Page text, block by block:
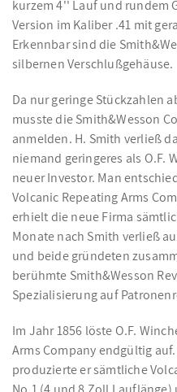
kurzem 4'' Lauf und rundem
Version im Kaliber .41 mit
Erkennbar sind die
silbernen Verschlußgehäuse.
Da nur geringe Stückzahlen
musste die Smith&Wesson
anmelden. H. Smith verließ
niemand geringeres als O.F.
neuer Investor. Man
Volcanic Repeating Arms
erhielt die neue Firma
Monate nach Smith verließ
und beide gründeten
berühmte Smith&Wesson
Spezialisierung auf
Im Jahr 1856 löste O.F.
Arms Company endgültig
produzierte er sämtliche